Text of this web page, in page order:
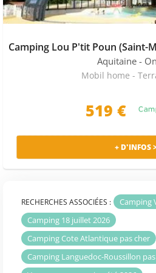
l’idéal pour des vacances
différents types
espace verdoyant et
faites vite votre réservation,
Choisissez votre camping à
mobil home à Anglet proposés
Aquitaine -
Mobil home -
519 €
+ D'INFOS
RECHERCHES ASSOCIÉES :
Camping
Camping 18 juillet 2026
Camping Cote Atlantique pas cher
Camping Languedoc-Roussillon